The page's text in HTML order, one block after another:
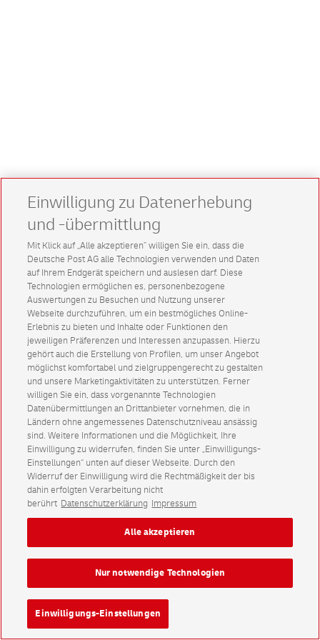
Einwilligung zu Datenerhebung
und -übermittlung
Mit Klick auf „Alle akzeptieren” willigen Sie ein, dass die
Deutsche Post AG alle Technologien verwenden und Daten
auf Ihrem Endgerät speichern und auslesen darf. Diese
Technologien ermöglichen es, personenbezogene
Auswertungen zu Besuchen und Nutzung unserer
Webseite durchzuführen, um ein bestmögliches Online-
Erlebnis zu bieten und Inhalte oder Funktionen den
jeweiligen Präferenzen und Interessen anzupassen. Hierzu
gehört auch die Erstellung von Profilen, um unser Angebot
möglichst komfortabel und zielgruppengerecht zu gestalten
und unsere Marketingaktivitäten zu unterstützen. Ferner
willigen Sie ein, dass vorgenannte Technologien
Datenübermittlungen an Drittanbieter vornehmen, die in
Ländern ohne angemessenes Datenschutzniveau ansässig
sind. Weitere Informationen und die Möglichkeit, Ihre
Einwilligung zu widerrufen, finden Sie unter „Einwilligungs-
Einstellungen“ unten auf dieser Webseite. Durch den
Widerruf der Einwilligung wird die Rechtmäßigkeit der bis
dahin erfolgten Verarbeitung nicht
berührt Datenschutzerklärung Impressum
Einwilligungs-Einstellungen
Nur notwendige Technologien
Alle akzeptieren